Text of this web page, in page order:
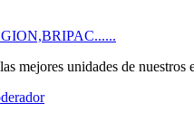
mejores unidades de nuestros